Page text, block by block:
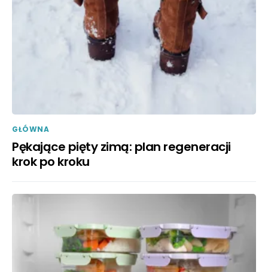
GŁÓWNA
Pękające pięty zimą: plan regeneracji
krok po kroku